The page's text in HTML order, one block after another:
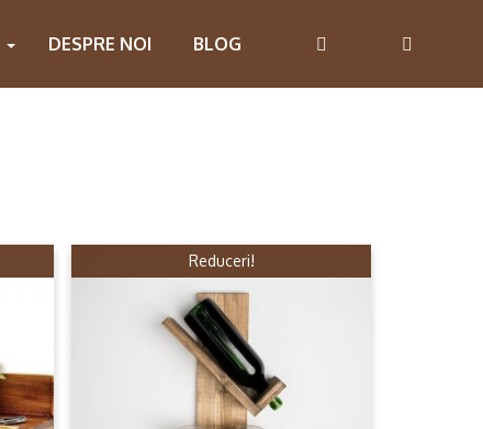
DESPRE NOI BLOG
Reduceri!